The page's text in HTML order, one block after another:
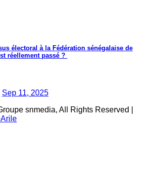
électoral à la Fédération sénégalaise de
réellement passé ?
Sep 11, 2025
snmedia, All Rights Reserved